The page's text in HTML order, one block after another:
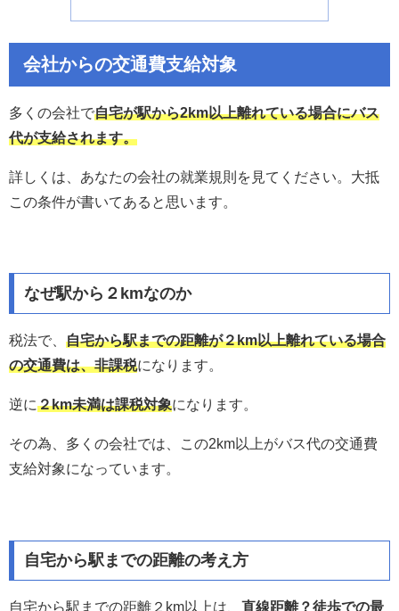
会社からの交通費支給対象
多くの会社で自宅が駅から2km以上離れている場合にバス
代が支給されます。
詳しくは、あなたの会社の就業規則を見てください。大抵
この条件が書いてあると思います。
なぜ駅から２kmなのか
税法で、 自宅から駅までの距離が２km以上離れている場合
の交通費は、非課税になります。
逆に２km未満は課税対象になります。
その為、多くの会社では、この2km以上がバス代の交通費
支給対象になっています。
自宅から駅までの距離の考え方
自宅から駅までの距離２km以上は、 直線距離？徒歩での最